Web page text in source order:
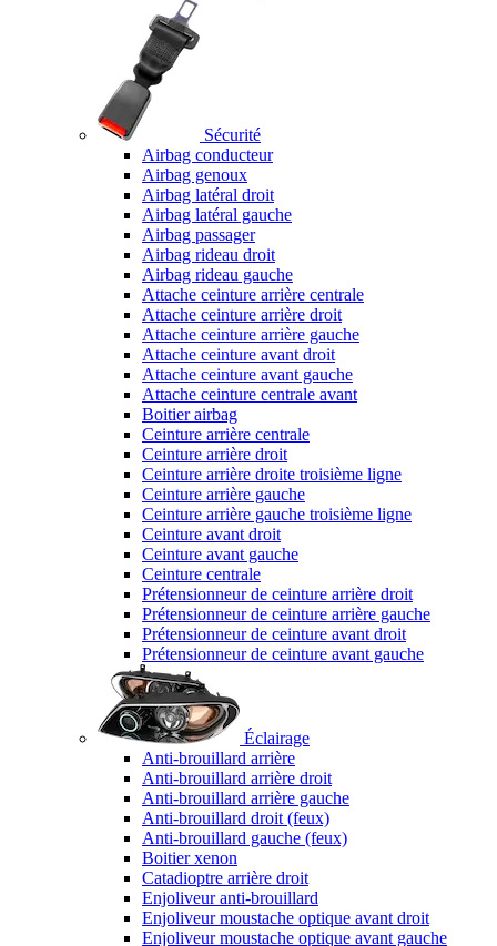
Sécurité
Airbag conducteur
Airbag genoux
Airbag latéral droit
Airbag latéral gauche
Airbag passager
Airbag rideau droit
Airbag rideau gauche
Attache ceinture arrière centrale
Attache ceinture arrière droit
Attache ceinture arrière gauche
Attache ceinture avant droit
Attache ceinture avant gauche
Attache ceinture centrale avant
Boitier airbag
Ceinture arrière centrale
Ceinture arrière droit
Ceinture arrière droite troisième ligne
Ceinture arrière gauche
Ceinture arrière gauche troisième ligne
Ceinture avant droit
Ceinture avant gauche
Ceinture centrale
Prétensionneur de ceinture arrière droit
Prétensionneur de ceinture arrière gauche
Prétensionneur de ceinture avant droit
Prétensionneur de ceinture avant gauche
Éclairage
Anti-brouillard arrière
Anti-brouillard arrière droit
Anti-brouillard arrière gauche
Anti-brouillard droit (feux)
Anti-brouillard gauche (feux)
Boitier xenon
Catadioptre arrière droit
Enjoliveur anti-brouillard
Enjoliveur moustache optique avant droit
Enjoliveur moustache optique avant gauche